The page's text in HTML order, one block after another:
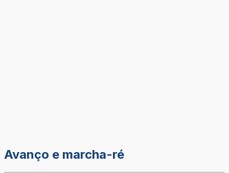
Avanço e marcha-ré